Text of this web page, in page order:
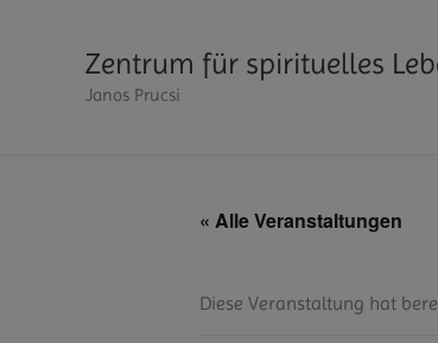
Zentrum für spirituelles
Janos Prucsi
« Alle Veranstaltungen
Diese Veranstaltung hat